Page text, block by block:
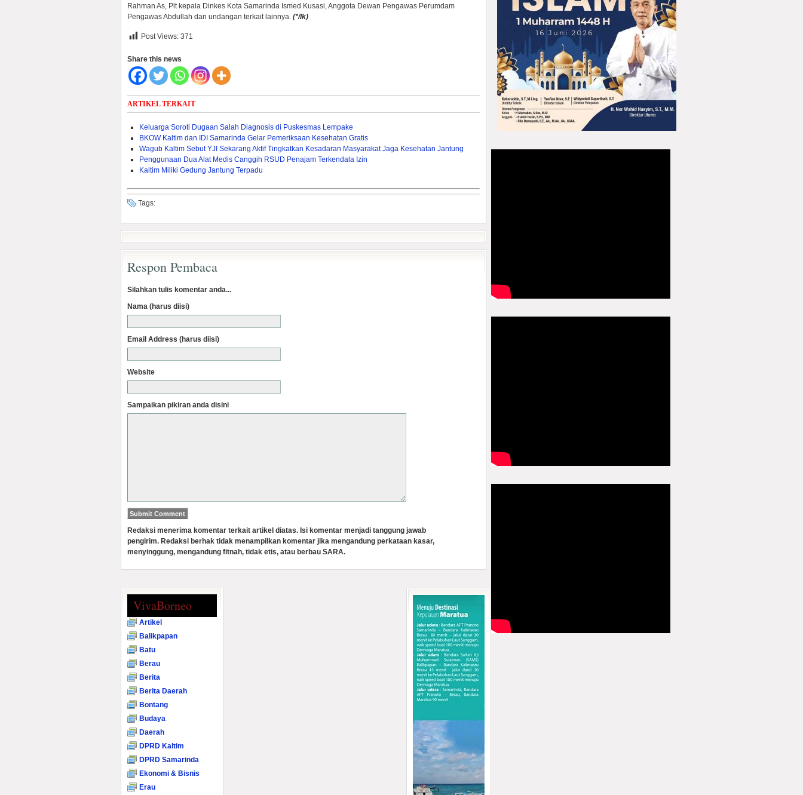
Rahman As, Plt kepala Dinkes Kota Samarinda Ismed Kusasi, Anggota Dewan Pengawas Perumdam
Pengawas Abdullah dan undangan terkait lainnya. (*/lk)
Post Views: 371
Share this news
ARTIKEL TERKAIT
Keluarga Soroti Dugaan Salah Diagnosis di Puskesmas Lempake
BKOW Kaltim dan IDI Samarinda Gelar Pemeriksaan Kesehatan Gratis
Wagub Kaltim Sebut YJI Sekarang Aktif Tingkatkan Kesadaran Masyarakat Jaga Kesehatan Jantung
Penggunaan Dua Alat Medis Canggih RSUD Penajam Terkendala Izin
Kaltim Miliki Gedung Jantung Terpadu
Tags:
Respon Pembaca
Silahkan tulis komentar anda...
Nama (harus diisi)
Email Address (harus diisi)
Website
Sampaikan pikiran anda disini
Redaksi menerima komentar terkait artikel diatas. Isi komentar menjadi tanggung jawab
pengirim. Redaksi berhak tidak menampilkan komentar jika mengandung perkataan kasar,
menyinggung, mengandung fitnah, tidak etis, atau berbau SARA.
VivaBorneo
Artikel
Balikpapan
Batu
Berau
Berita
Berita Daerah
Bontang
Budaya
Daerah
DPRD Kaltim
DPRD Samarinda
Ekonomi & Bisnis
Erau